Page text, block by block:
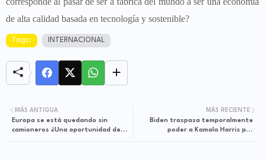
de alta calidad basada en tecnología y sostenible?
Tags: INTERNACIONAL
MÁS RECIENTE
Biden traspasa temporalmente
poder a Kamala Harris por
MÁS ANTIGUA
Europa se está quedando sin
camioneros ¿Una oportunidad de